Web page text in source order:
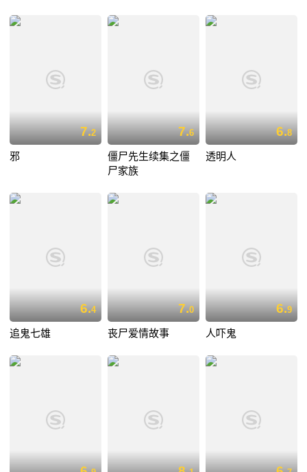
7.2
邪
7.6
僵尸先生续集之僵
尸家族
6.8
透明人
6.4
追鬼七雄
7.0
丧尸爱情故事
6.9
人吓鬼